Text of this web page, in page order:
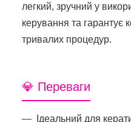
легкий, зручний у
керування та гарантує
тривалих процедур.
💎 Переваги
Ідеальний для